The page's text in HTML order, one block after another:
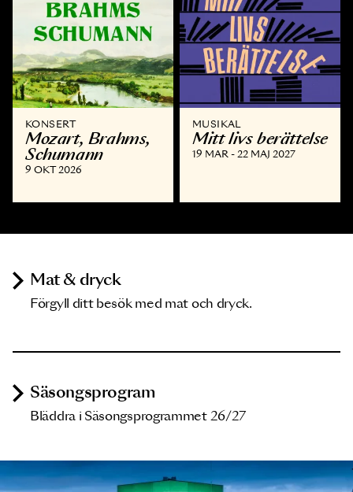
KONSERT
Mozart, Brahms,
Schumann
9 OKT 2026
MUSIKAL
Mitt livs berättelse
19 MAR - 22 MAJ 2027
Mat & dryck
Förgyll ditt besök med mat och dryck.
Säsongsprogram
Bläddra i Säsongsprogrammet 26/27